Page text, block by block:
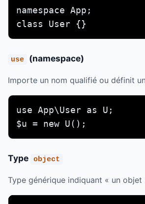
namespace App;
class User {}
use (namespace)
Importe un nom qualifié ou définit
use App\User as U;
$u = new U();
Type object
Type générique indiquant « un objet